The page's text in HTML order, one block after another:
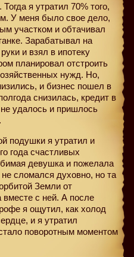
я утратил 70% того,
У меня было свое дело,
участком и обтачивал
Зарабатывал на
и взял в ипотеку
планировал отстроить
нужд. Но,
и бизнес пошел в
снизилась, кредит в
удалось и пришлось
подушки я утратил и
года счастливых
девушка и пожелала
сломался духовно, но та
Земли от
вместе с ней. А после
я ощутил, как холод
и я утратил
поворотным моментом